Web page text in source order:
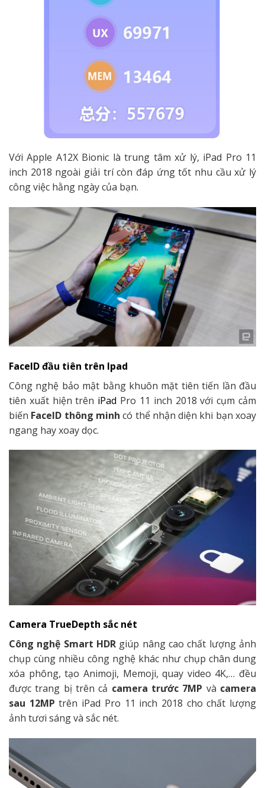
Với Apple A12X Bionic là trung tâm xử lý, iPad Pro 11
inch 2018 ngoài giải trí còn đáp ứng tốt nhu cầu xử lý
công việc hằng ngày của bạn.
FaceID đầu tiên trên Ipad
Công nghệ bảo mật bằng khuôn mặt tiên tiến lần đầu
tiên xuất hiện trên iPad Pro 11 inch 2018 với cụm cảm
biến FaceID thông minhcó thể nhận diện khi bạn xoay
ngang hay xoay dọc.
Camera TrueDepth sắc nét
Công nghệ Smart HDR giúp nâng cao chất lượng ảnh
chụp cùng nhiều công nghệ khác như chụp chân dung
xóa phông, tạo Animoji, Memoji, quay video 4K,… đều
được trang bị trên cả camera trước 7MP và camera
sau 12MP trên iPad Pro 11 inch 2018 cho chất lượng
ảnh tươi sáng và sắc nét.